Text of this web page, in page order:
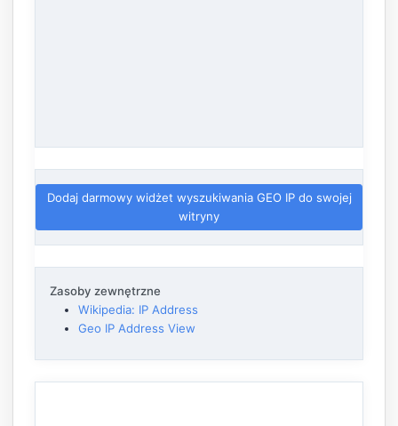
Dodaj darmowy widżet wyszukiwania GEO IP do swojej
witryny
Zasoby zewnętrzne
Wikipedia: IP Address
Geo IP Address View